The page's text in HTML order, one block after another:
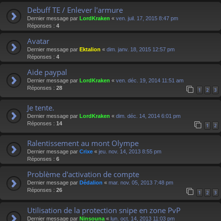
Debuff TE / Enlever l'armure
Dernier message par LordKraken « ven. juil. 17, 2015 8:47 pm
Réponses : 4
Avatar
Dernier message par Ektalion « dim. janv. 18, 2015 12:57 pm
Réponses : 4
Aide paypal
Dernier message par LordKraken « ven. déc. 19, 2014 11:51 am
Réponses : 28 1 2 3
Je tente.
Dernier message par LordKraken « dim. déc. 14, 2014 6:01 pm
Réponses : 14 1 2
Ralentissement au mont Olympe
Dernier message par Crixe « jeu. nov. 14, 2013 8:55 pm
Réponses : 6
Problème d'activation de compte
Dernier message par Dédalion « mar. nov. 05, 2013 7:48 pm
Réponses : 26 1 2 3
Utilisation de la protection snipe en zone PvP
Dernier message par Ninsouna « lun. oct. 14, 2013 11:03 pm